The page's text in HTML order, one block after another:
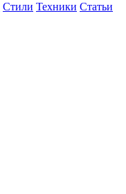
Стили Техники Статьи